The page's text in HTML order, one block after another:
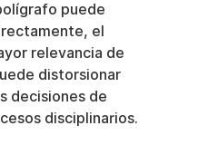
puede
el
relevancia de
distorsionar
decisiones de
disciplinarios.